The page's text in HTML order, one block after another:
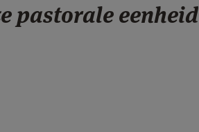
pastorale eenheid